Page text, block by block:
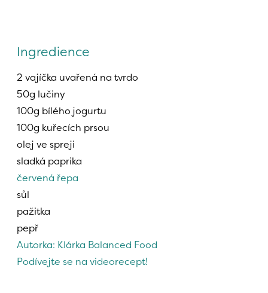
Ingredience
2 vajíčka uvařená na tvrdo
50g lučiny
100g bílého jogurtu
100g kuřecích prsou
olej ve spreji
sladká paprika
červená řepa
sůl
pažitka
pepř
Autorka: Klárka Balanced Food
Podívejte se na videorecept!